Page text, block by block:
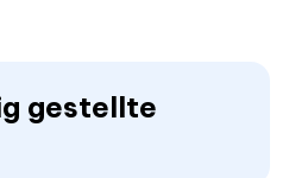
gestellte